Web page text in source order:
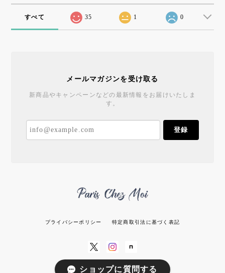
すべて 35 1 0
メールマガジンを受け取る
新商品やキャンペーンなどの最新情報をお届けいたしま
す。
登録
プライバシーポリシー 特定商取引法に基づく表記
© パリシェモア All rights reserved.
ショップに質問する